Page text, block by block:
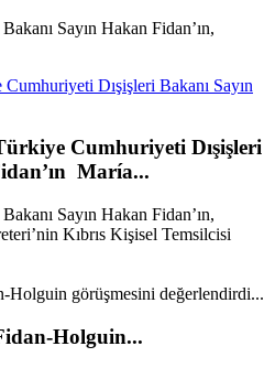
Sayın Hakan Fidan’ın,
Dışişleri Bakanı Sayın
Cumhuriyeti Dışişleri
María...
Sayın Hakan Fidan’ın,
Kıbrıs Kişisel Temsilcisi
Holguin...